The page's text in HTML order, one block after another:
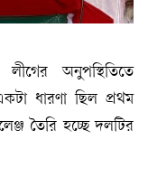
লীগের অনুপস্থিতিতে
ধারণা ছিল প্রথম
তৈরি হচ্ছে দলটির